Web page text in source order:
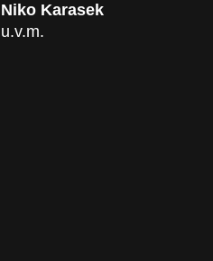
Niko Karasek
u.v.m.